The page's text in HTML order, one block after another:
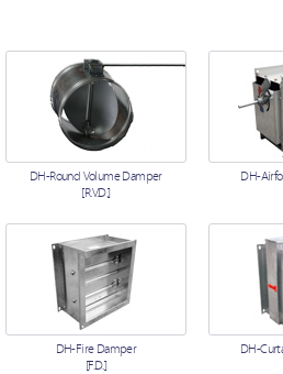
DH-Round Volume Damper
[R.V.D.]
DH-
DH-Fire Damper
[F.D.]
DH-